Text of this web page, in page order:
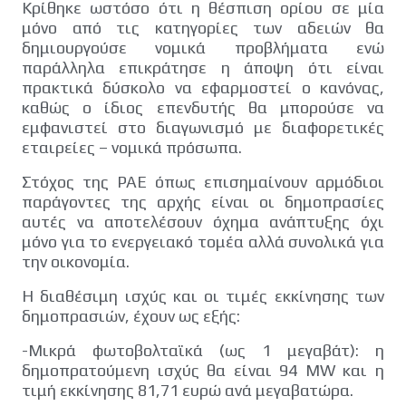
Κρίθηκε ωστόσο ότι η θέσπιση ορίου σε μία
μόνο από τις κατηγορίες των αδειών θα
δημιουργούσε νομικά προβλήματα ενώ
παράλληλα επικράτησε η άποψη ότι είναι
πρακτικά δύσκολο να εφαρμοστεί ο κανόνας,
καθώς ο ίδιος επενδυτής θα μπορούσε να
εμφανιστεί στο διαγωνισμό με διαφορετικές
εταιρείες – νομικά πρόσωπα.
Στόχος της ΡΑΕ όπως επισημαίνουν αρμόδιοι
παράγοντες της αρχής είναι οι δημοπρασίες
αυτές να αποτελέσουν όχημα ανάπτυξης όχι
μόνο για το ενεργειακό τομέα αλλά συνολικά για
την οικονομία.
Η διαθέσιμη ισχύς και οι τιμές εκκίνησης των
δημοπρασιών, έχουν ως εξής:
-Μικρά φωτοβολταϊκά (ως 1 μεγαβάτ): η
δημοπρατούμενη ισχύς θα είναι 94 MW και η
τιμή εκκίνησης 81,71 ευρώ ανά μεγαβατώρα.